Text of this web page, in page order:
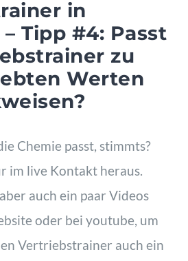
in
Tipp #4: Passt
zu
Werten
Chemie passt, stimmts?
im live Kontakt heraus.
auch ein paar Videos
oder bei youtube, um
Vertriebstrainer auch ein